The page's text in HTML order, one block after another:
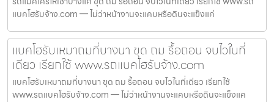
แบคโฮรับจ้าง.com — ไม่ว่าหน้างานจะแคบหรือดินจะแข็งแค่
แบคโฮรับเหมาถมที่บางนา ขุด ถม รื้อถอน จบไวในที่
เดียว เรียกใช้ www.รถแบคโฮรับจ้าง.com
แบคโฮรับเหมาถมที่บางนา ขุด ถม รื้อถอน จบไวในที่เดียว เรียกใช้
www.รถแบคโฮรับจ้าง.com — ไม่ว่าหน้างานจะแคบหรือดินจะแข็งแค